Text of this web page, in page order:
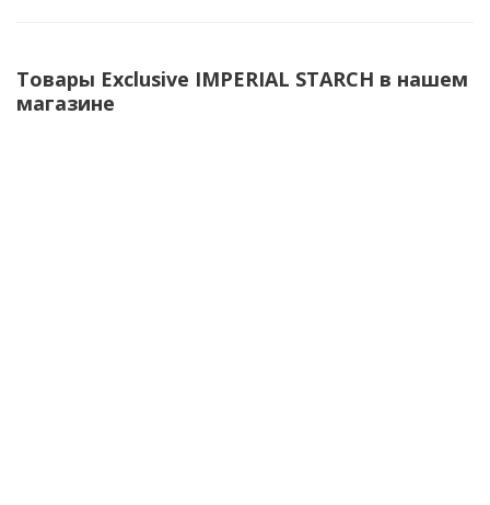
Товары Exclusive IMPERIAL STARCH в нашем
магазине